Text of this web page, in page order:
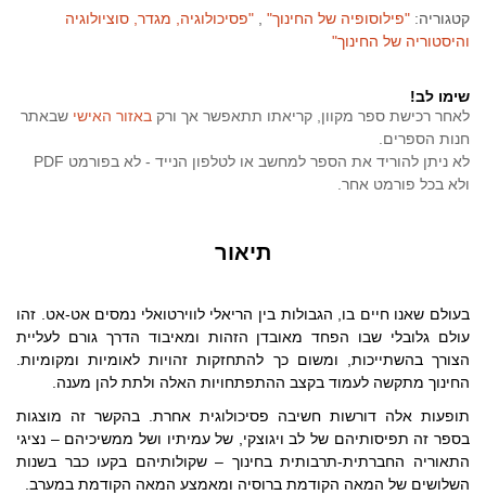
קטגוריה: "פילוסופיה של החינוך"
"פסיכולוגיה, מגדר, סוציולוגיה
והיסטוריה של החינוך"
שימו לב!
לאחר רכישת ספר מקוון, קריאתו תתאפשר אך ורק באזור האישי שבאתר
חנות הספרים.
לא ניתן להוריד את הספר למחשב או לטלפון הנייד - לא בפורמט PDF
ולא בכל פורמט אחר.
תיאור
בעולם שאנו חיים בו, הגבולות בין הריאלי לווירטואלי נמסים אט-אט. זהו
עולם גלובלי שבו הפחד מאובדן הזהות ומאיבוד הדרך גורם לעליית
הצורך בהשתייכות, ומשום כך להתחזקות זהויות לאומיות ומקומיות.
החינוך מתקשה לעמוד בקצב ההתפתחויות האלה ולתת להן מענה.
תופעות אלה דורשות חשיבה פסיכולוגית אחרת. בהקשר זה מוצגות
בספר זה תפיסותיהם של לב ויגוצקי, של עמיתיו ושל ממשיכיהם – נציגי
התאוריה החברתית-תרבותית בחינוך – שקולותיהם בקעו כבר בשנות
השלושים של המאה הקודמת ברוסיה ומאמצע המאה הקודמת במערב.